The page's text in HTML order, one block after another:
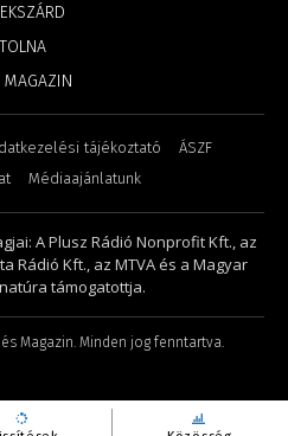
TOLNA
MAGAZIN
tájékoztató
ÁSZF
Médiaajánlatunk
A Plusz Rádió Nonprofit Kft., az
Rádió Kft., az MTVA és a Magyar
támogatottja.
Magazin. Minden jog fenntartva.